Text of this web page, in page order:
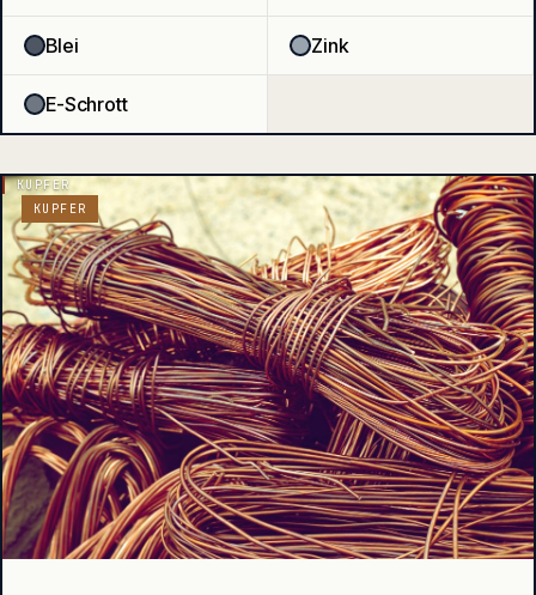
Blei Zink
E-Schrott
KUPFER
KUPFER